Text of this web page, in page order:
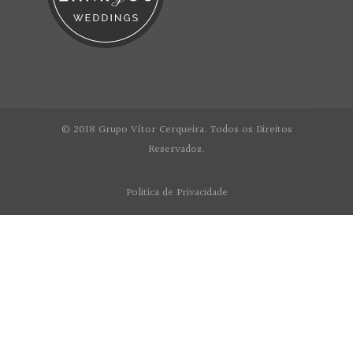
© 2018 Grupo Vítor Cerqueira. Todos os Direitos
Reservados.
Politica de Privacidade